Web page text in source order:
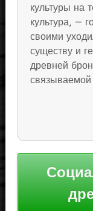
культуры на
культура, —
своими
существу и
древней
Навигация
по
записям